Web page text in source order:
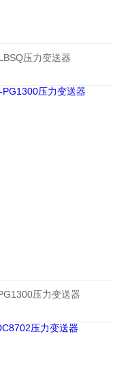
压力变送器
压力变送器